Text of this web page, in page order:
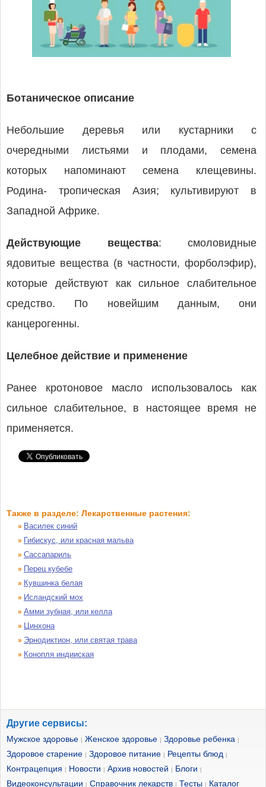
Ботаническое описание
Небольшие деревья или кустарники с
очередными листьями и плодами, семена
которых напоминают семена клещевины.
Родина- тропическая Азия; культивируют в
Западной Африке.
Действующие вещества: смоловидные
ядовитые вещества (в частности, форболэфир),
которые действуют как сильное слабительное
средство. По новейшим данным, они
канцерогенны.
Целебное действие и применение
Ранее кротоновое масло использовалось как
сильное слабительное, в настоящее время не
применяется.
Также в разделе: Лекарственные растения:
» Василек синий
» Гибискус, или красная мальва
» Сассапариль
» Перец кубебе
» Кувшинка белая
» Исландский мох
» Амми зубная, или келла
» Цинхона
» Эрнодиктион, или святая трава
» Конопля индииская
Другие сервисы:
Мужское здоровье | Женское здоровье | Здоровье ребенка |
Здоровое старение | Здоровое питание | Рецепты блюд |
Контрацепция | Новости | Архив новостей | Блоги |
Видеоконсультации | Справочник лекарств | Тесты | Каталог